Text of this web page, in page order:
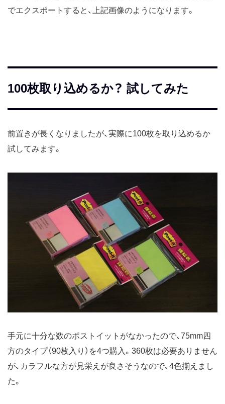
でエクスポートすると、上記画像のようになります。
100枚取り込めるか？ 試してみた
前置きが長くなりましたが、実際に100枚を取り込めるか
試してみます。
手元に十分な数のポストイットがなかったので、75mm四
方のタイプ（90枚入り）を4つ購入。360枚は必要ありません
が、カラフルな方が見栄えが良さそうなので、4色揃えまし
た。